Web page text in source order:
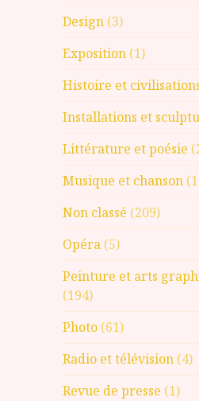
Design (3)
Exposition (1)
Histoire et
Installations et
Littérature et poésie
Musique et chanson
Non classé (209)
Opéra (5)
Peinture et arts
(194)
Photo (61)
Radio et télévision (4)
Revue de presse (1)